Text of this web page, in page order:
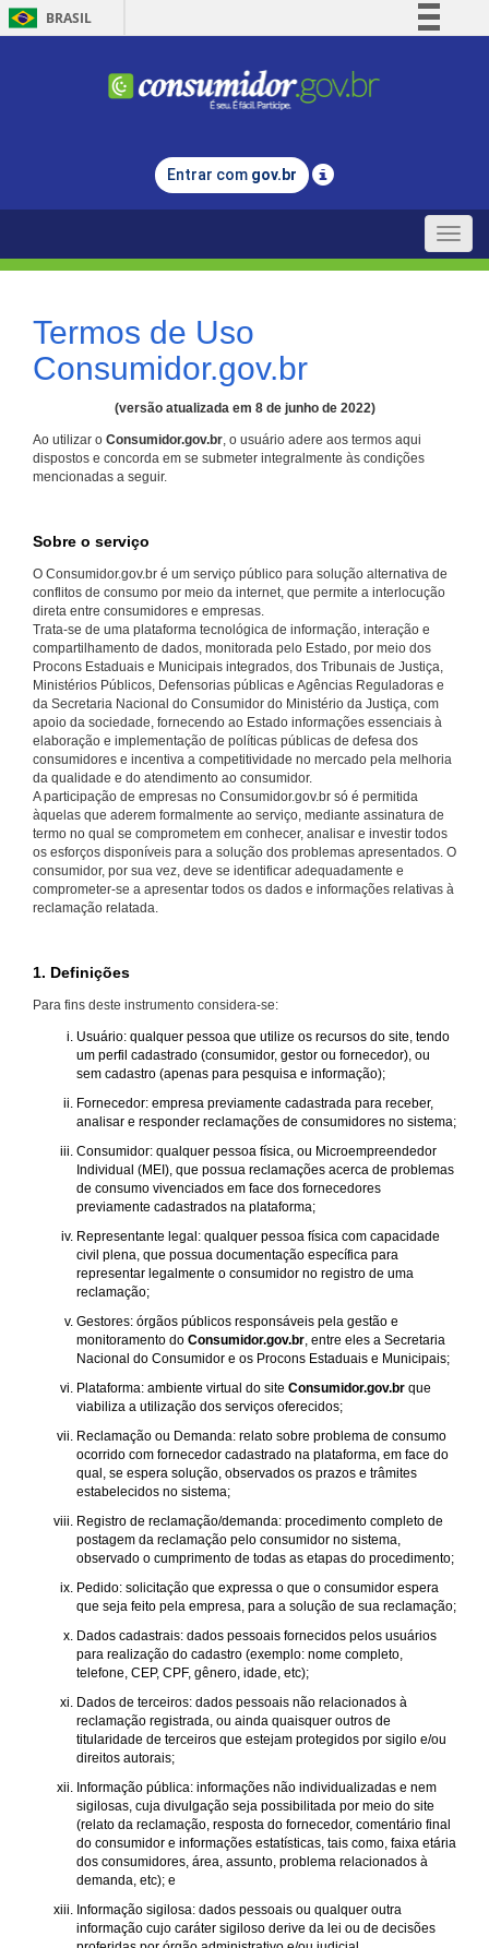
BRASIL
Comunica BR
Legislação
Entrar com gov.br
Toggle
Termos de Uso
Consumidor.gov.br
(versão atualizada em 8 de junho de 2022)
Ao utilizar o Consumidor.gov.br, o usuário adere aos termos aqui
dispostos e concorda em se submeter integralmente às condições
mencionadas a seguir.
Sobre o serviço
O Consumidor.gov.br é um serviço público para solução alternativa de
conflitos de consumo por meio da internet, que permite a interlocução
direta entre consumidores e empresas.
Trata-se de uma plataforma tecnológica de informação, interação e
compartilhamento de dados, monitorada pelo Estado, por meio dos
Procons Estaduais e Municipais integrados, dos Tribunais de Justiça,
Ministérios Públicos, Defensorias públicas e Agências Reguladoras e
da Secretaria Nacional do Consumidor do Ministério da Justiça, com
apoio da sociedade, fornecendo ao Estado informações essenciais à
elaboração e implementação de políticas públicas de defesa dos
consumidores e incentiva a competitividade no mercado pela melhoria
da qualidade e do atendimento ao consumidor.
A participação de empresas no Consumidor.gov.br só é permitida
àquelas que aderem formalmente ao serviço, mediante assinatura de
termo no qual se comprometem em conhecer, analisar e investir todos
os esforços disponíveis para a solução dos problemas apresentados. O
consumidor, por sua vez, deve se identificar adequadamente e
comprometer-se a apresentar todos os dados e informações relativas à
reclamação relatada.
1. Definições
Para fins deste instrumento considera-se:
Usuário: qualquer pessoa que utilize os recursos do site, tendo
um perfil cadastrado (consumidor, gestor ou fornecedor), ou
sem cadastro (apenas para pesquisa e informação);
Fornecedor: empresa previamente cadastrada para receber,
analisar e responder reclamações de consumidores no sistema;
Consumidor: qualquer pessoa física, ou Microempreendedor
Individual (MEI), que possua reclamações acerca de problemas
de consumo vivenciados em face dos fornecedores
previamente cadastrados na plataforma;
Representante legal: qualquer pessoa física com capacidade
civil plena, que possua documentação específica para
representar legalmente o consumidor no registro de uma
reclamação;
Gestores: órgãos públicos responsáveis pela gestão e
monitoramento do Consumidor.gov.br, entre eles a Secretaria
Nacional do Consumidor e os Procons Estaduais e Municipais;
Plataforma: ambiente virtual do site Consumidor.gov.br que
viabiliza a utilização dos serviços oferecidos;
Reclamação ou Demanda: relato sobre problema de consumo
ocorrido com fornecedor cadastrado na plataforma, em face do
qual, se espera solução, observados os prazos e trâmites
estabelecidos no sistema;
Registro de reclamação/demanda: procedimento completo de
postagem da reclamação pelo consumidor no sistema,
observado o cumprimento de todas as etapas do procedimento;
Pedido: solicitação que expressa o que o consumidor espera
que seja feito pela empresa, para a solução de sua reclamação;
Dados cadastrais: dados pessoais fornecidos pelos usuários
para realização do cadastro (exemplo: nome completo,
telefone, CEP, CPF, gênero, idade, etc);
Dados de terceiros: dados pessoais não relacionados à
reclamação registrada, ou ainda quaisquer outros de
titularidade de terceiros que estejam protegidos por sigilo e/ou
direitos autorais;
Informação pública: informações não individualizadas e nem
sigilosas, cuja divulgação seja possibilitada por meio do site
(relato da reclamação, resposta do fornecedor, comentário final
do consumidor e informações estatísticas, tais como, faixa etária
dos consumidores, área, assunto, problema relacionados à
demanda, etc); e
Informação sigilosa: dados pessoais ou qualquer outra
informação cujo caráter sigiloso derive da lei ou de decisões